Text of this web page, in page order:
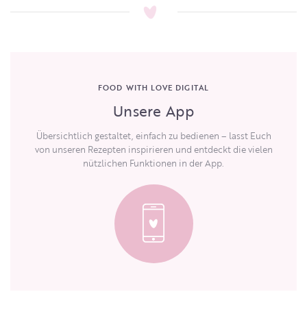
FOOD WITH LOVE DIGITAL
Unsere App
Übersichtlich gestaltet, einfach zu bedienen – lasst Euch
von unseren Rezepten inspirieren und entdeckt die vielen
nützlichen Funktionen in der App.